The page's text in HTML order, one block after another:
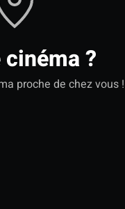
cinéma ?
proche de chez vous !